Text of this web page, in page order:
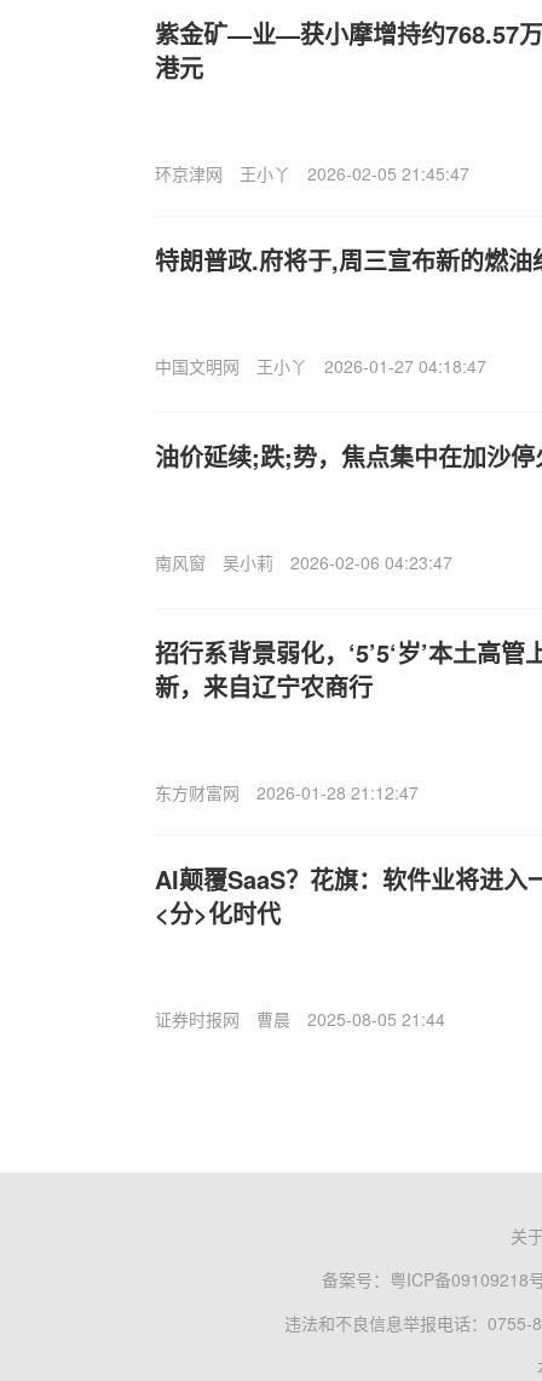
紫金矿—业—获小摩增持约768.57
港元
环京津网 王小丫 2026-02-05 21:45:47
特朗普政.府将于,周三宣布新的燃油
中国文明网 王小丫 2026-01-27 04:18:47
油价延续;跌;势，焦点集中在加沙
南风窗 吴小莉 2026-02-06 04:23:47
招行系背景弱化，‘5’5‘岁’本土高
新，来自辽宁农商行
东方财富网 2026-01-28 21:12:47
AI颠覆SaaS？花旗：软件业将进入
<分>化时代
证券时报网 曹晨 2025-08-05 21:44
关
备案号： 粤ICP备09109218
违法和不良信息举报电话：0755-